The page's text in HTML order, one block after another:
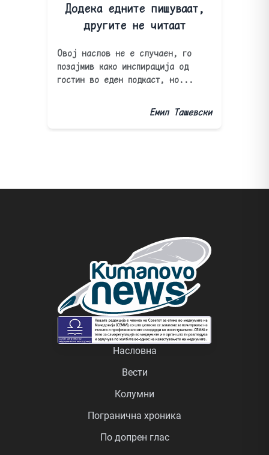
Додека едните пишуваат,
другите не читаат
Овој наслов не е случаен, го
позајмив како инспирација од
гостин во еден подкаст, но...
Емил Ташевски
Насловна
Вести
Колумни
Погранична хроника
По допрен глас